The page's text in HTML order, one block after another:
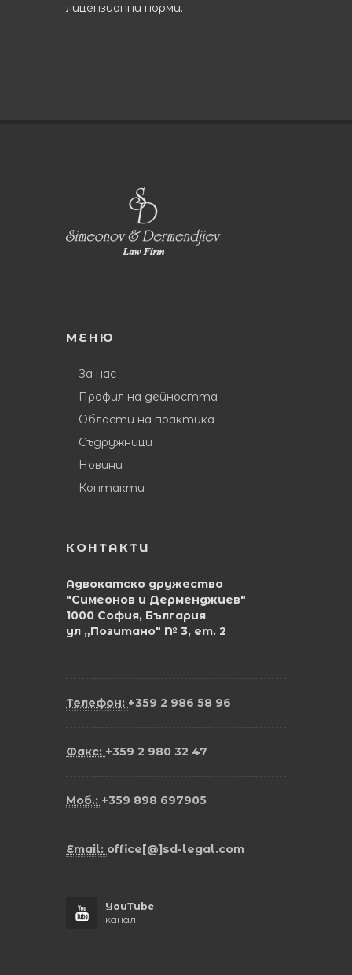
лицензионни норми.
МЕНЮ
За нас
Профил на дейността
Области на практика
Съдружници
Новини
Контакти
КОНТАКТИ
Адвокатско дружество
"Симеонов и Дерменджиев"
1000 София, България
ул „Позитано" № 3, ет. 2
Телефон: +359 2 986 58 96
Факс: +359 2 980 32 47
Моб.: +359 898 697905
Email: office[@]sd-legal.com
YouTube
канал